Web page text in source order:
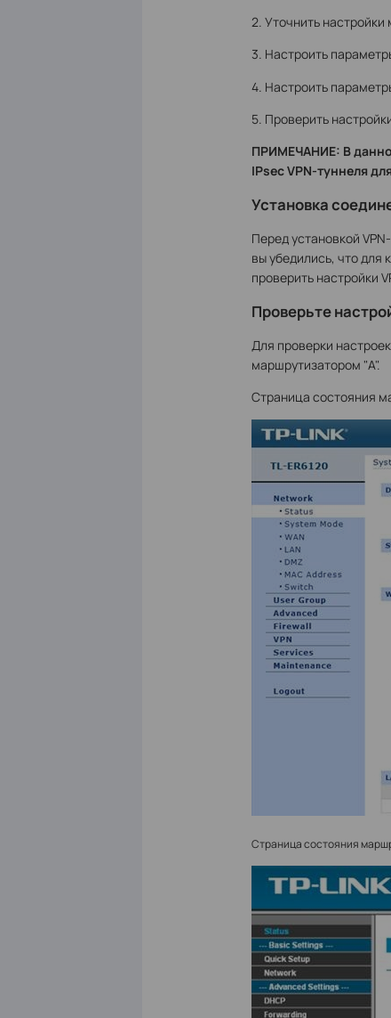
2. Уточнить
3. Настроить
4. Настроить
5. Проверить
ПРИМЕЧАНИЕ: В
IPsec VPN-туннеля
Установка
Перед установкой
вы убедились, что для
проверить настройки
Проверьте
Для проверки
маршрутизатором "А".
Страница состояния
Страница состояния